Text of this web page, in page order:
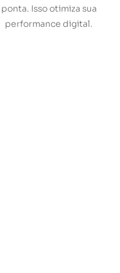
ponta. Isso otimiza sua
performance digital.